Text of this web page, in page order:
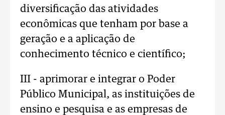
diversificação das atividades
econômicas que tenham por base a
geração e a aplicação de
conhecimento técnico e científico;
III - aprimorar e integrar o Poder
Público Municipal, as instituições de
ensino e pesquisa e as empresas de